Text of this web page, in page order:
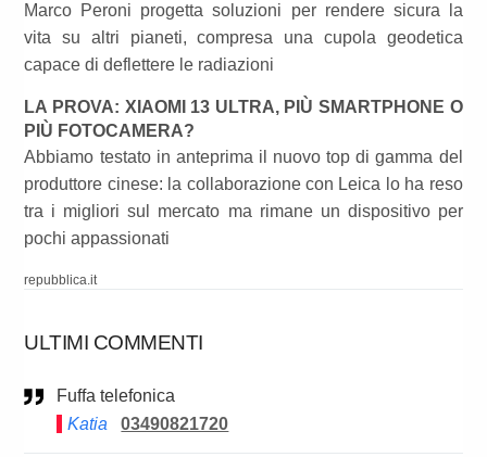
Marco Peroni progetta soluzioni per rendere sicura la
vita su altri pianeti, compresa una cupola geodetica
capace di deflettere le radiazioni
LA PROVA: XIAOMI 13 ULTRA, PIÙ SMARTPHONE O
PIÙ FOTOCAMERA?
Abbiamo testato in anteprima il nuovo top di gamma del
produttore cinese: la collaborazione con Leica lo ha reso
tra i migliori sul mercato ma rimane un dispositivo per
pochi appassionati
repubblica.it
ULTIMI COMMENTI
Fuffa telefonica
Katia
03490821720